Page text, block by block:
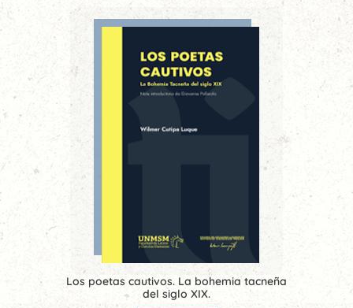
Los poetas cautivos. La bohemia tacneña
del siglo XIX.